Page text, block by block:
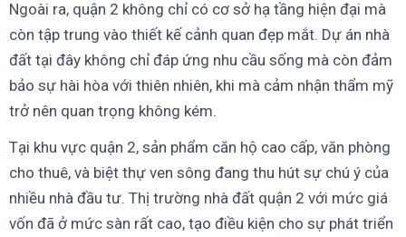
Ngoài ra, quận 2 không chỉ có cơ sở hạ tầng hiện đại mà
còn tập trung vào thiết kế cảnh quan đẹp mắt. Dự án nhà
đất tại đây không chỉ đáp ứng nhu cầu sống mà còn đảm
bảo sự hài hòa với thiên nhiên, khi mà cảm nhận thẩm mỹ
trở nên quan trọng không kém.
Tại khu vực quận 2, sản phẩm căn hộ cao cấp, văn phòng
cho thuê, và biệt thự ven sông đang thu hút sự chú ý của
nhiều nhà đầu tư. Thị trường nhà đất quận 2 với mức giá
vốn đã ở mức sàn rất cao, tạo điều kiện cho sự phát triển